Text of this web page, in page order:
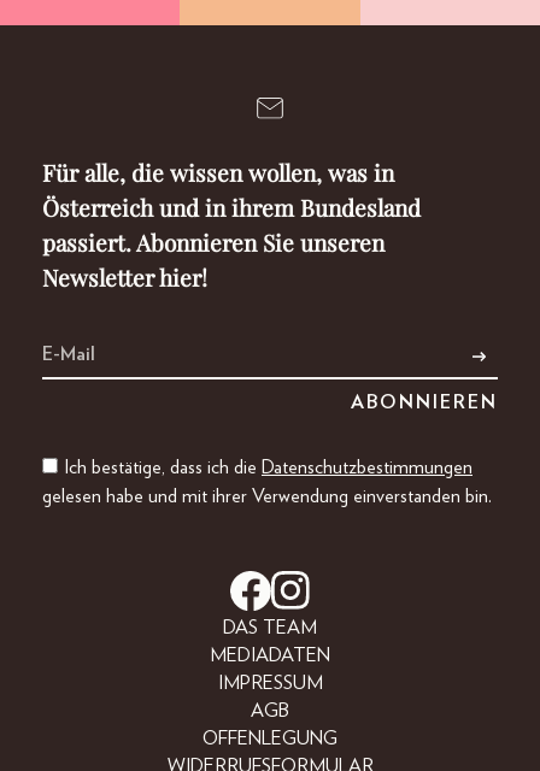
Für alle, die wissen wollen, was in
Österreich und in ihrem Bundesland
passiert. Abonnieren Sie unseren
Newsletter hier!
Ich bestätige, dass ich die Datenschutzbestimmungen
gelesen habe und mit ihrer Verwendung einverstanden bin.
DAS TEAM
MEDIADATEN
IMPRESSUM
AGB
OFFENLEGUNG
WIDERRUFSFORMULAR